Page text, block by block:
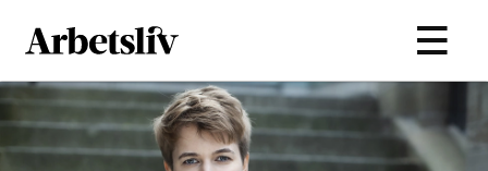
Hoppa till huvudinnehållet